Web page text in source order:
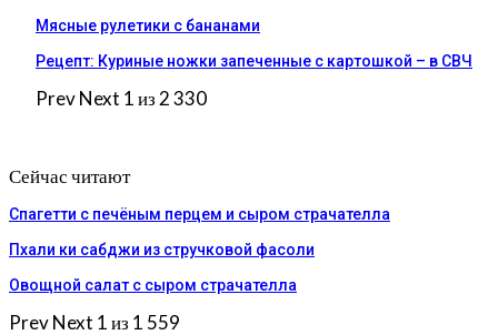
Мясные рулетики с бананами
Рецепт: Куриные ножки запеченные с картошкой – в СВЧ
PrevNext 1 из 2 330
Сейчас читают
Спагетти с печёным перцем и сыром страчателла
Пхали ки сабджи из стручковой фасоли
Овощной салат с сыром страчателла
PrevNext 1 из 1 559